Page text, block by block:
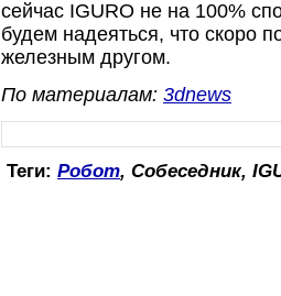
сейчас IGURO не на 100%
будем надеяться, что скоро
железным другом.
По материалам: 3dnews
Теги: Робот, Собеседник,